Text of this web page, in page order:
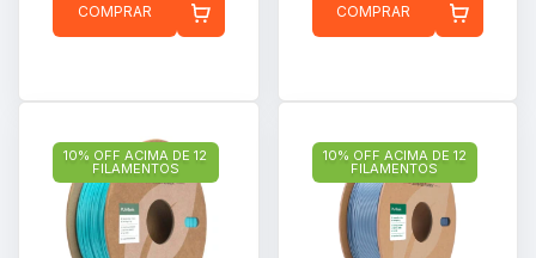
COMPRAR COMPRAR
10% OFF ACIMA DE 12
FILAMENTOS
10% OFF ACIMA DE 12
FILAMENTOS